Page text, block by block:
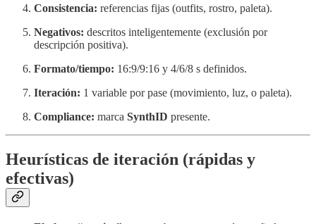
Consistencia: referencias fijas (outfits, rostro, paleta).
Negativos: descritos inteligentemente (exclusión por
descripción positiva).
Formato/tiempo: 16:9/9:16 y 4/6/8 s definidos.
Iteración: 1 variable por pase (movimiento, luz, o paleta).
Compliance: marca SynthID presente.
Heurísticas de iteración (rápidas y
efectivas)